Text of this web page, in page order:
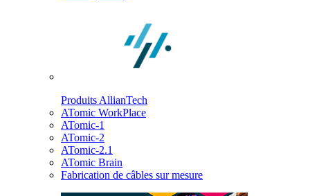
Produits AllianTech
ATomic WorkPlace
ATomic-1
ATomic-2
ATomic-2.1
ATomic Brain
Fabrication de câbles sur mesure